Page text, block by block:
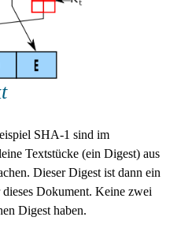
SHA-1 sind im
Textstücke (ein Digest) aus
Dieser Digest ist dann ein
Dokument. Keine zwei
Digest haben.